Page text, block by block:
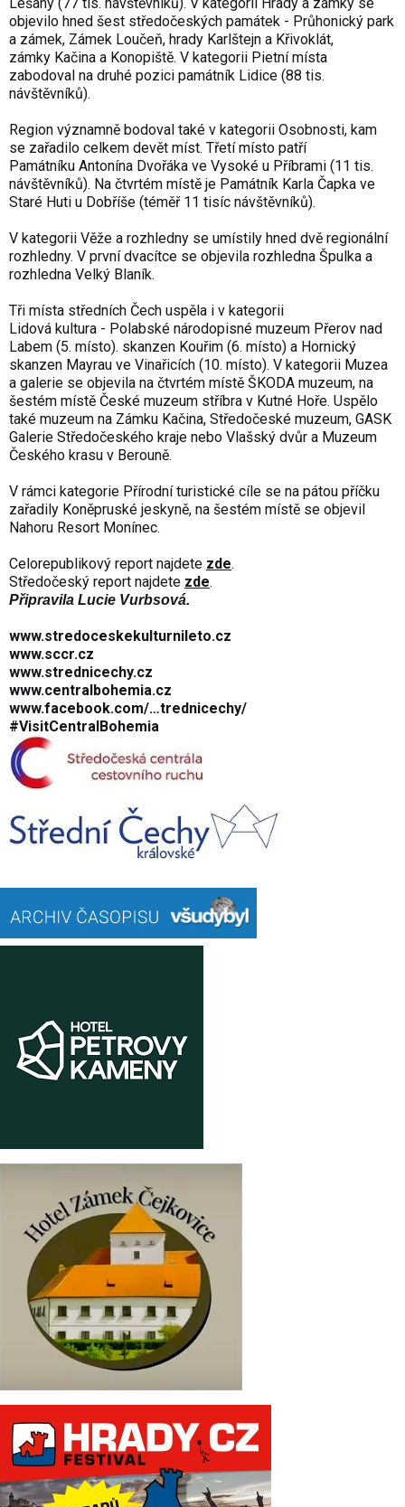
objevilo hned šes­t středočeských pa­mátek - Průhonický park
a zámek, Zámek Loučeň, hrady Karlštejn a Křivoklát,
zámky Kačina a Konopiště. V kategorii Pietní místa
zabodoval na druhé pozici památník Lidice (88 tis.
návštěvníků).
Region významně bodoval také v kategorii Osobnosti, kam
se zařadilo celkem devět míst. Třetí místo patří
Památníku Antonína Dvořáka ve Vysoké u Příbrami (11 tis.
návštěvníků). Na čtvrtém místě je Památník Karla Čapka ve
Staré Huti u Dobříše (téměř 11 tisíc návštěvníků).
V kategorii Věže a rozhledny se umístily hned dvě regionální
rozhledny. V první dvacítce se objevila rozhledna Špulka a
rozhledna Velký Blaník.
Tři místa středních Čech uspěla i v kategorii
Lidová kultura - Polabské náro­dopisné muzeum Přerov nad
Labem (5. místo). skanzen Kouřim (6. místo) a Hornický
skanzen Mayrau ve Vinařicích (10. místo). V kategorii Muzea
a galerie se objevila na čtvrtém místě ŠKODA muzeum, na
šestém místě České muzeum stříbra v Kutné Hoře. Uspělo
také muzeum na Zámku Kačina, Středočeské muzeum, GASK
Galerie Středočeského kraje nebo Vlašský dvůr a Muzeum
Českého krasu v Berouně.
V rámci kategorie Přírodní turistické cíle se na pátou příčku
zařadily Koněpruské jeskyně, na šestém místě se objevil
Nahoru Resort Monínec.
Celorepublikový report najdete zde.
Středočeský report najdete zde.
Připravila Lucie Vurbsová.
www.stredoceskekulturnileto.cz
www.sccr.cz
www.strednicechy.cz
www.centralbohemia.cz
www.facebook.com/…trednicechy/
#VisitCentral­Bohemia